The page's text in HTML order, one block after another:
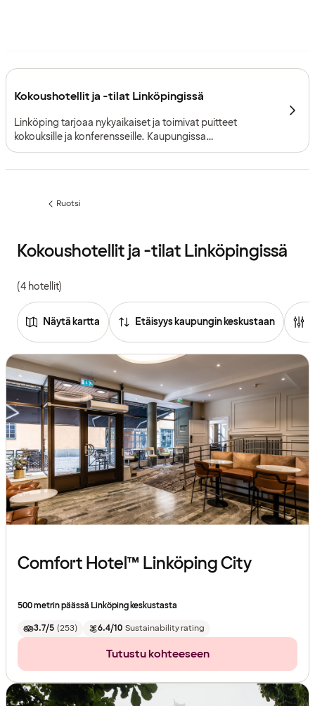
Kokoushotellit ja -tilat Linköpingissä
Linköping tarjoaa nykyaikaiset ja toimivat puitteet
kokouksille ja konferensseille. Kaupungissa
huippututkimus, innovaatiot ja historiallinen miljöö
Edellinen
Ruotsi
Kokoushotellit ja -tilat Linköpingissä
(4 hotellit)
Näytä kartta Etäisyys kaupungin keskustaan
Comfort Hotel™ Linköping City
500 metrin päässä Linköping keskustasta
3.7/5 (253) 6.4/10 Sustainability rating
Tutustu kohteeseen